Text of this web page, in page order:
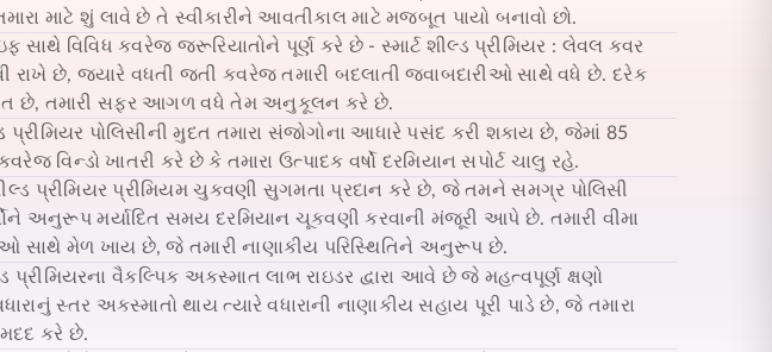
માટે શું લાવે છે તે સ્વીકારીને આવતીકાલ માટે મજબૂત પાયો બનાવો છો.
સાથે વિવિધ કવરેજ જરૂરિયાતોને પૂર્ણ કરે છે - સ્માર્ટ શીલ્ડ પ્રીમિયર : લેવલ કવર
રાખે છે, જ્યારે વધતી જતી કવરેજ તમારી બદલાતી જવાબદારીઓ સાથે વધે છે. દરેક
છે, તમારી સફર આગળ વધે તેમ અનુકૂલન કરે છે.
પ્રીમિયર પોલિસીની મુદત તમારા સંજોગોના આધારે પસંદ કરી શકાય છે, જેમાં 85
વિન્ડો ખાતરી કરે છે કે તમારા ઉત્પાદક વર્ષો દરમિયાન સપોર્ટ ચાલુ રહે.
પ્રીમિયર પ્રીમિયમ ચુકવણી સુગમતા પ્રદાન કરે છે, જે તમને સમગ્ર પોલિસી
અનુરૂપ મર્યાદિત સમય દરમિયાન ચૂકવણી કરવાની મંજૂરી આપે છે. તમારી વીમા
સાથે મેળ ખાય છે, જે તમારી નાણાકીય પરિસ્થિતિને અનુરૂપ છે.
પ્રીમિયરના વૈકલ્પિક અકસ્માત લાભ રાઇડર દ્વારા આવે છે જે મહત્વપૂર્ણ ક્ષણો
સ્તર અકસ્માતો થાય ત્યારે વધારાની નાણાકીય સહાય પૂરી પાડે છે, જે તમારા
કરે છે.